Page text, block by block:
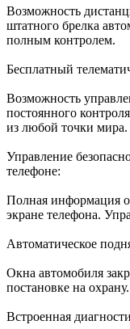
Возможность
штатного брелка
полным контролем.
Бесплатный
Возможность
постоянного
из любой точки мира.
Управление
телефоне:
Полная информация о
экране телефона.
Автоматическое
Окна автомобиля
постановке на охрану.
Встроенная